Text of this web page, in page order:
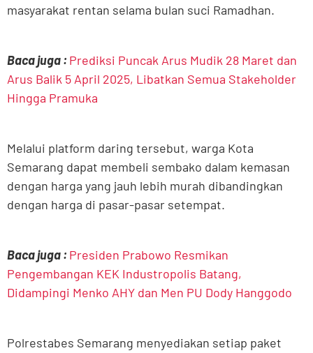
masyarakat rentan selama bulan suci Ramadhan.
Baca juga : Prediksi Puncak Arus Mudik 28 Maret dan
Arus Balik 5 April 2025, Libatkan Semua Stakeholder
Hingga Pramuka
Melalui platform daring tersebut, warga Kota
Semarang dapat membeli sembako dalam kemasan
dengan harga yang jauh lebih murah dibandingkan
dengan harga di pasar-pasar setempat.
Baca juga : Presiden Prabowo Resmikan
Pengembangan KEK Industropolis Batang,
Didampingi Menko AHY dan Men PU Dody Hanggodo
Polrestabes Semarang menyediakan setiap paket